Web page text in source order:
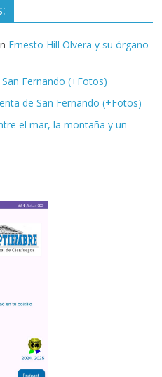
Ernesto Hill Olvera y su órgano
Fernando (+Fotos)
de San Fernando (+Fotos)
el mar, la montaña y un